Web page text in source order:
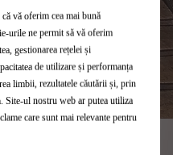
vă oferim cea mai bună
urile ne permit să vă oferim
gestionarea rețelei și
de utilizare și performanța
limbii, rezultatele căutării și, prin
Site-ul nostru web ar putea utiliza
care sunt mai relevante pentru